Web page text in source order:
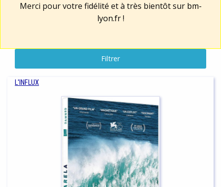
Merci pour votre fidélité et à très bientôt sur bm-
lyon.fr!
Filtrer
L'INFLUX